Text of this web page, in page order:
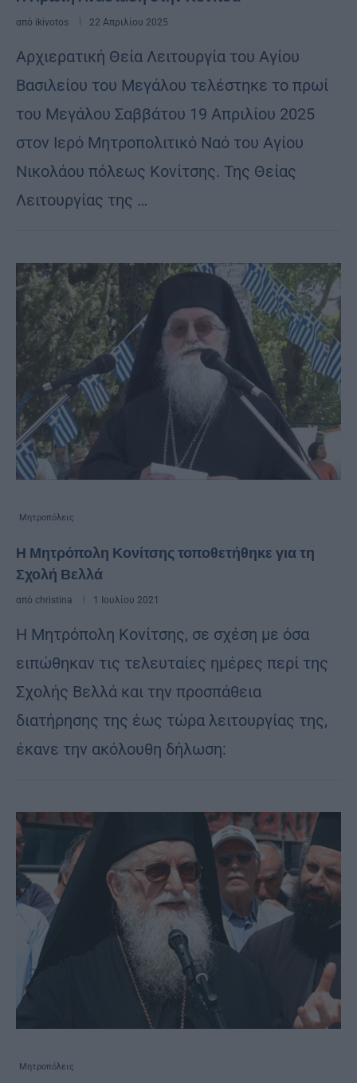
από ikivotos 22 Απριλίου 2025
Αρχιερατική Θεία Λειτουργία του Αγίου
Βασιλείου του Μεγάλου τελέστηκε το πρωί
του Μεγάλου Σαββάτου 19 Απριλίου 2025
στον Ιερό Μητροπολιτικό Ναό του Αγίου
Νικολάου πόλεως Κονίτσης. Της Θείας
Λειτουργίας της …
Μητροπόλεις
Η Μητρόπολη Κονίτσης τοποθετήθηκε για τη
Σχολή Βελλά
από christina 1 Ιουλίου 2021
Η Μητρόπολη Κονίτσης, σε σχέση με όσα
ειπώθηκαν τις τελευταίες ημέρες περί της
Σχολής Βελλά και την προσπάθεια
διατήρησης της έως τώρα λειτουργίας της,
έκανε την ακόλουθη δήλωση:
Μητροπόλεις